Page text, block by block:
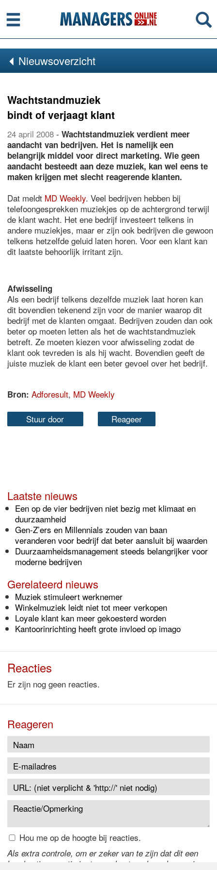
Menu
Nieuwsoverzicht
Wachtstandmuziek
bindt of verjaagt klant
24 april 2008 - Wachtstandmuziek verdient meer
aandacht van bedrijven. Het is namelijk een
belangrijk middel voor direct marketing. Wie geen
aandacht besteedt aan deze muziek, kan wel eens te
maken krijgen met slecht reagerende klanten.
Dat meldt MD Weekly. Veel bedrijven hebben bij
telefoongesprekken muziekjes op de achtergrond terwijl
de klant wacht. Het ene bedrijf investeert telkens in
andere muziekjes, maar er zijn ook bedrijven die gewoon
telkens hetzelfde geluid laten horen. Voor een klant kan
dit laatste behoorlijk irritant zijn.
Afwisseling
Als een bedrijf telkens dezelfde muziek laat horen kan
dit bovendien tekenend zijn voor de manier waarop dit
bedrijf met de klanten omgaat. Bedrijven zouden dan ook
beter op moeten letten als het de wachtstandmuziek
betreft. Ze moeten kiezen voor afwisseling zodat de
klant ook tevreden is als hij wacht. Bovendien geeft de
juiste muziek de klant een beter gevoel over het bedrijf.
Bron: Adforesult, MD Weekly
Stuur door Reageer
Laatste nieuws
Een op de vier bedrijven niet bezig met klimaat en
duurzaamheid
Gen-Z’ers en Millennials zouden van baan
veranderen voor bedrijf dat beter aansluit bij waarden
Duurzaamheidsmanagement steeds belangrijker voor
moderne bedrijven
Gerelateerd nieuws
Muziek stimuleert werknemer
Winkelmuziek leidt niet tot meer verkopen
Loyale klant kan meer gekoesterd worden
Kantoorinrichting heeft grote invloed op imago
Reacties
Er zijn nog geen reacties.
Reageren
Hou me op de hoogte bij reacties.
Als extra controle, om er zeker van te zijn dat dit een
handmatige reactie is, typ onderstaande code over in